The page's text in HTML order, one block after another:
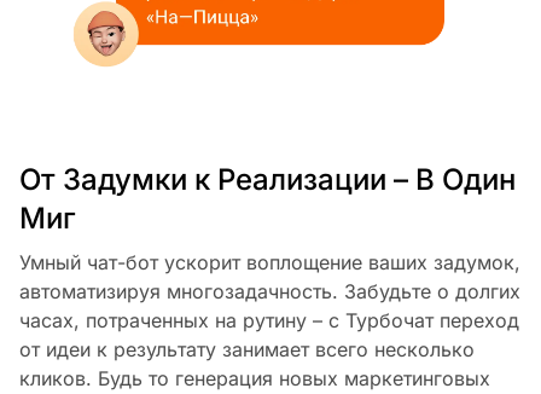
От Задумки к Реализации – В Один
Миг
Умный чат-бот ускорит воплощение ваших задумок,
автоматизируя многозадачность. Забудьте о долгих
часах, потраченных на рутину – с Турбочат переход
от идеи к результату занимает всего несколько
кликов. Будь то генерация новых маркетинговых